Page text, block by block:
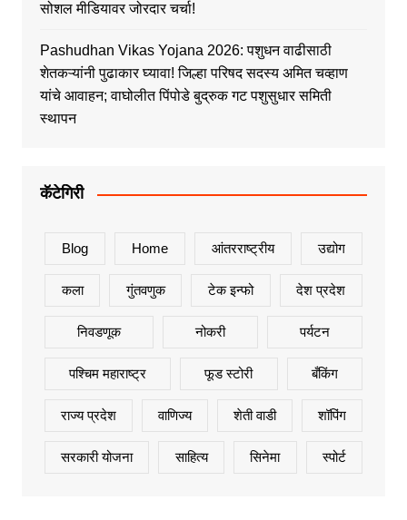
सोशल मीडियावर जोरदार चर्चा!
Pashudhan Vikas Yojana 2026: पशुधन वाढीसाठी
शेतकऱ्यांनी पुढाकार घ्यावा! जिल्हा परिषद सदस्य अमित चव्हाण
यांचे आवाहन; वाघोलीत पिंपोडे बुद्रुक गट पशुसुधार समिती
स्थापन
कॅटेगिरी
Blog Home आंतरराष्ट्रीय उद्योग
कला गुंतवणुक टेक इन्फो देश प्रदेश
निवडणूक नोकरी पर्यटन
पश्चिम महाराष्ट्र फूड स्टोरी बँकिंग
राज्य प्रदेश वाणिज्य शेती वाडी शॉपिंग
सरकारी योजना साहित्य सिनेमा स्पोर्ट